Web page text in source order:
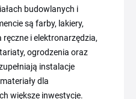
budowlanych i
są farby, lakiery,
i elektronarzędzia,
ogrodzenia oraz
instalacje
dla
większe inwestycje.